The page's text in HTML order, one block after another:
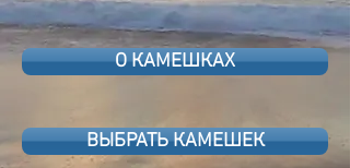
О КАМЕШКАХ
ВЫБРАТЬ КАМЕШЕК